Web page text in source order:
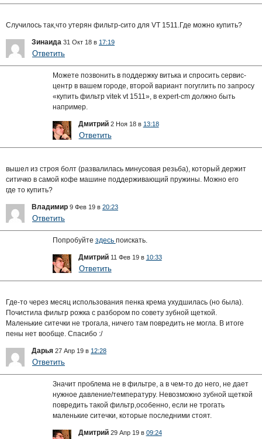
Случилось так,что утерян фильтр-сито для VT 1511.Где можно купить?
Зинаида 31 Окт 18 в 17:19
Ответить
Можете позвонить в поддержку витька и спросить сервис-
центр в вашем городе, второй вариант погуглить по запросу
«купить фильтр vitek vt 1511», в expert-cm должно быть
например.
Дмитрий 2 Ноя 18 в 13:18
Ответить
вышел из строя болт (развалилась минусовая резьба), который держит
ситичко в самой кофе машине поддерживающий пружины. Можно его
где то купить?
Владимир 9 Фев 19 в 20:23
Ответить
Попробуйте здесь поискать.
Дмитрий 11 Фев 19 в 10:33
Ответить
Где-то через месяц использования пенка крема ухудшилась (но была).
Почистила фильтр рожка с разбором по совету зубной щеткой.
Маленькие ситечки не трогала, ничего там повредить не могла. В итоге
пены нет вообще. Спасибо :/
Дарья 27 Апр 19 в 12:28
Ответить
Значит проблема не в фильтре, а в чем-то до него, не дает
нужное давление/температуру. Невозможно зубной щеткой
повредить такой фильтр,особенно, если не трогать
маленькие ситечки, которые последними стоят.
Дмитрий 29 Апр 19 в 09:24